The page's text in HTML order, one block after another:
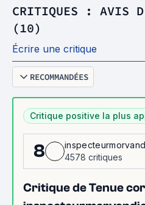
CRITIQUES : AVIS
(10)
Écrire une critique
RECOMMANDÉES
Critique positive la plus
8
4578 critiques
Critique de Tenue